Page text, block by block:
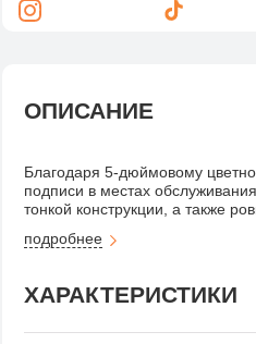
ОПИСАНИЕ
Благодаря 5-дюймовому
подписи в местах
тонкой конструкции, а также
естественной фиксации
подписи. Перо Wacom можно
компактной конструкцией и
подробнее
ХАРАКТЕРИСТИКИ